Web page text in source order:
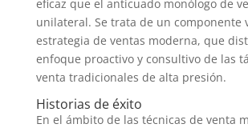
eficaz que el anticuado monólogo de
unilateral. Se trata de un componente
estrategia de ventas moderna, que
enfoque proactivo y consultivo de las
venta tradicionales de alta presión.
Historias de éxito
En el ámbito de las técnicas de venta